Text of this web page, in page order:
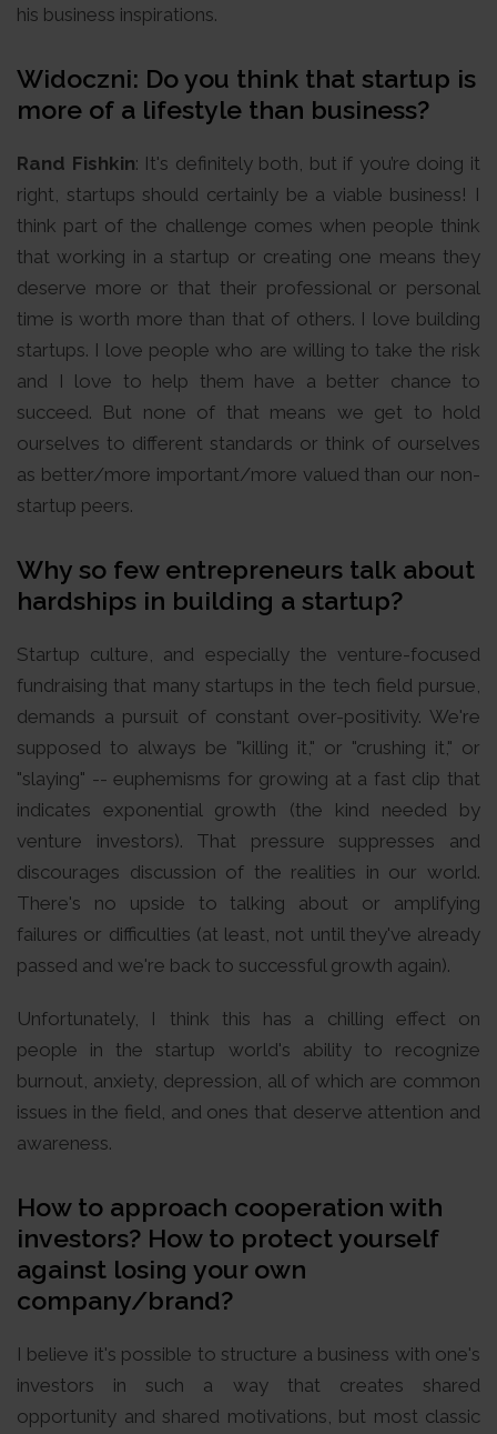
his business inspirations.
Widoczni: Do you think that startup is
more of a lifestyle than business?
Rand Fishkin: It's definitely both, but if you’re doing it
right, startups should certainly be a viable business! I
think part of the challenge comes when people think
that working in a startup or creating one means they
deserve more or that their professional or personal
time is worth more than that of others. I love building
startups. I love people who are willing to take the risk
and I love to help them have a better chance to
succeed. But none of that means we get to hold
ourselves to different standards or think of ourselves
as better/more important/more valued than our non-
startup peers.
Why so few entrepreneurs talk about
hardships in building a startup?
Startup culture, and especially the venture-focused
fundraising that many startups in the tech field pursue,
demands a pursuit of constant over-positivity. We're
supposed to always be "killing it," or "crushing it," or
"slaying" -- euphemisms for growing at a fast clip that
indicates exponential growth (the kind needed by
venture investors). That pressure suppresses and
discourages discussion of the realities in our world.
There's no upside to talking about or amplifying
failures or difficulties (at least, not until they've already
passed and we're back to successful growth again).
Unfortunately, I think this has a chilling effect on
people in the startup world's ability to recognize
burnout, anxiety, depression, all of which are common
issues in the field, and ones that deserve attention and
awareness.
How to approach cooperation with
investors? How to protect yourself
against losing your own
company/brand?
I believe it's possible to structure a business with one's
investors in such a way that creates shared
opportunity and shared motivations, but most classic